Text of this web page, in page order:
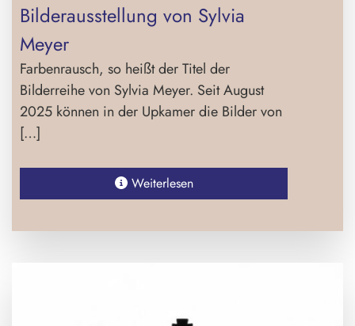
Bilderausstellung von Sylvia
Meyer
Farbenrausch, so heißt der Titel der
Bilderreihe von Sylvia Meyer. Seit August
2025 können in der Upkamer die Bilder von
[…]
Weiterlesen